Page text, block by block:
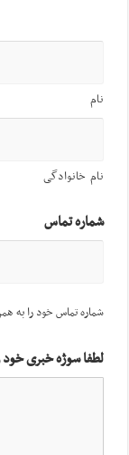
نام
نام خانوادگی
شماره تماس
شماره تماس خود را به
لطفا سوژه خبری خود